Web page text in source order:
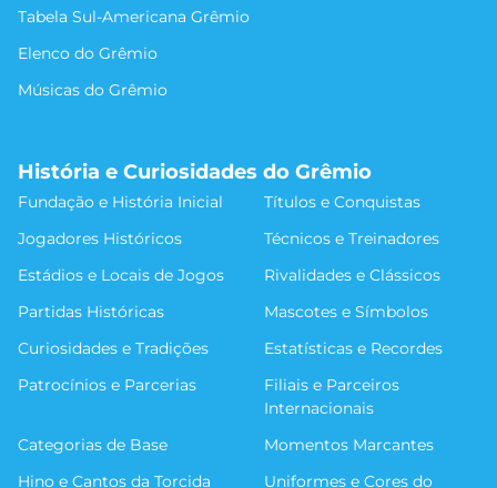
Tabela Sul-Americana Grêmio
Elenco do Grêmio
Músicas do Grêmio
História e Curiosidades do Grêmio
Fundação e História Inicial
Títulos e Conquistas
Jogadores Históricos
Técnicos e Treinadores
Estádios e Locais de Jogos
Rivalidades e Clássicos
Partidas Históricas
Mascotes e Símbolos
Curiosidades e Tradições
Estatísticas e Recordes
Patrocínios e Parcerias
Filiais e Parceiros
Internacionais
Categorias de Base
Momentos Marcantes
Hino e Cantos da Torcida
Uniformes e Cores do